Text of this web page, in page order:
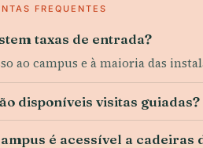
FREQUENTES
taxas de entrada?
ao campus e à maioria das
disponíveis visitas guiadas?
é acessível a cadeiras